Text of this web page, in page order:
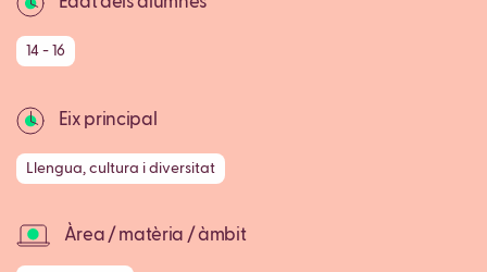
14 - 16
Eix principal
Llengua, cultura i diversitat
Àrea / matèria / àmbit